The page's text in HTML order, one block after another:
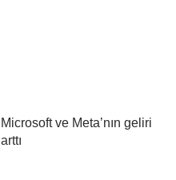
Microsoft ve Meta’nın geliri
arttı